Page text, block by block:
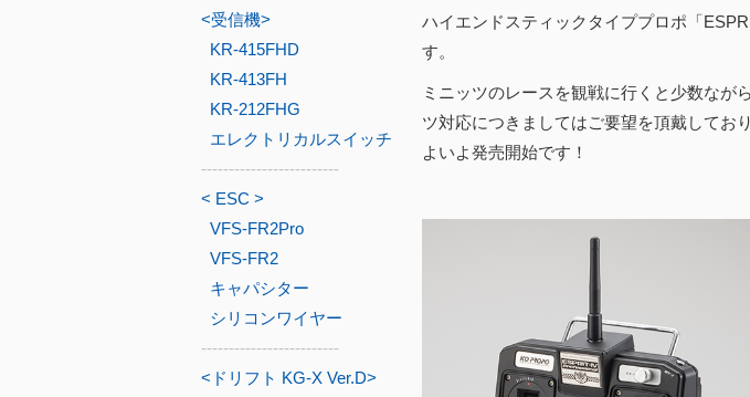
ハイエンドスティックタイププロポ「
す。
ミニッツのレースを観戦に行くと少数なが
ツ対応につきましてはご要望を頂戴してお
よいよ発売開始です！
<受信機>
KR-415FHD
KR-413FH
KR-212FHG
エレクトリカルスイッチ
-------------------------
< ESC >
VFS-FR2Pro
VFS-FR2
キャパシター
シリコンワイヤー
-------------------------
<ドリフト KG-X Ver.D>